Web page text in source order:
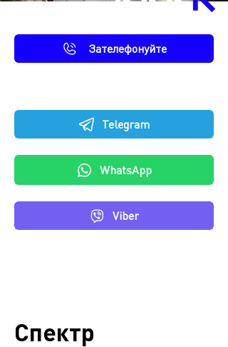
Telegram
WhatsApp
Зателефонуйте
Viber
Спектр